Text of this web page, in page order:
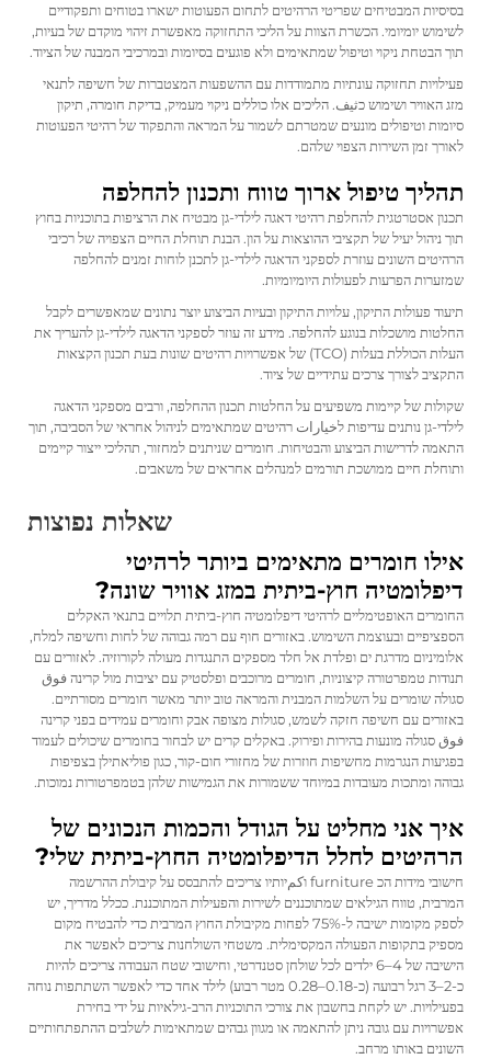
בסיסיות המבטיחים שפריטי הרהיטים לתחום הפעוטות ישארו בטוחים ותפקודיים
לשימוש יומיומי. הכשרת הצוות על הליכי התחזוקה מאפשרת זיהוי מוקדם של בעיות,
תוך הבטחת ניקוי וטיפול שמתאימים ולא פוגעים בסיומות ובמרכיבי המבנה של הציוד.
פעילויות תחזוקה עונתיות מתמודדות עם ההשפעות המצטברות של חשיפה לתנאי
מזג האוויר ושימוש כثيف. הליכים אלו כוללים ניקוי מעמיק, בדיקת חומרה, תיקון
סיומות וטיפולים מונעים שמטרתם לשמור על המראה והתפקוד של רהיטי הפעוטות
לאורך זמן השירות הצפוי שלהם.
תהליך טיפול ארוך טווח ותכנון להחלפה
תכנון אסטרטגית להחלפת רהיטי דאגה לילדי-גן מבטיח את הרציפות בתוכניות בחוץ
תוך ניהול יעיל של תקציבי ההוצאות על הון. הבנת תוחלת החיים הצפויה של רכיבי
הרהיטים השונים עוזרת לספקני הדאגה לילדי-גן לתכנן לוחות זמנים להחלפה
שמזערות הפרעות לפעולות היומיומיות.
תיעוד פעולות התיקון, עלויות התיקון ובעיות הביצוע יוצר נתונים שמאפשרים לקבל
החלטות מושכלות בנוגע להחלפה. מידע זה עוזר לספקני הדאגה לילדי-גן להעריך את
העלות הכוללת בעלות (TCO) של אפשרויות רהיטים שונות בעת תכנון הקצאות
התקציב לצורך צרכים עתידיים של ציוד.
שקולות של קיימות משפיעים על החלטות תכנון ההחלפה, ורבים מספקני הדאגה
לילדי-גן נותנים עדיפות לخيارات רהיטים שמתאימים לניהול אחראי של הסביבה, תוך
התאמה לדרישות הביצוע והבטיחות. חומרים שניתנים למחזור, תהליכי ייצור קיימים
ותוחלת חיים ממושכת תורמים למנהלים אחראים של משאבים.
שאלות נפוצות
אילו חומרים מתאימים ביותר לרהיטי
דיפלומטיה חוץ-ביתית במזג אוויר שונה?
החומרים האופטימליים לרהיטי דיפלומטיה חוץ-ביתית תלויים בתנאי האקלים
הספציפיים ובעוצמת השימוש. באזורים חוף עם רמה גבוהה של לחות וחשיפה למלח,
אלומיניום מדרגת ים ופלדת אל חלד מספקים התנגדות מעולה לקורוזיה. לאזורים עם
תנודות טמפרטורה קיצוניות, חומרים מרוכבים ופלסטיק עם יציבות מול קרינה فوق
סגולה שומרים על השלמות המבנית והמראה טוב יותר מאשר חומרים מסורתיים.
באזורים עם חשיפה חזקה לשמש, סגולות מצופה אבק וחומרים עמידים בפני קרינה
فوق סגולה מונעות בהירות ופירוק. באקלים קרים יש לבחור בחומרים שיכולים לעמוד
בפגיעות הנגרמות מחשיפות חוזרות של מחזורי חום-קור, כגון פוליאתילן בצפיפות
גבוהה ומתכות מעובדות במיוחד ששמורות את הגמישות שלהן בטמפרטורות נמוכות.
איך אני מחליט על הגודל והכמות הנכונים של
הרהיטים לחלל הדיפלומטיה החוץ-ביתית שלי?
חישובי מידות הכ furniture וكمיותיו צריכים להתבסס על קיבולת ההרשמה
המרבית, טווח הגילאים שמתוכננים לשירות והפעילות המתוכננת. ככלל מדריך, יש
לספק מקומות ישיבה ל-75% לפחות מקיבולת החוץ המרבית כדי להבטיח מקום
מספיק בתקופות הפעולה המקסימלית. משטחי השולחנות צריכים לאפשר את
הישיבה של 4–6 ילדים לכל שולחן סטנדרטי, וחישובי שטח העבודה צריכים להיות
כ-2–3 רגל רבועה (כ-0.18–0.28 מטר רבוע) לילד אחד כדי לאפשר השתתפות נוחה
בפעילויות. יש לקחת בחשבון את צורכי התוכניות הרב-גילאיות על ידי בחירת
אפשרויות עם גובה ניתן להתאמה או מגוון גבהים שמתאימות לשלבים ההתפתחותיים
השונים באותו מרחב.